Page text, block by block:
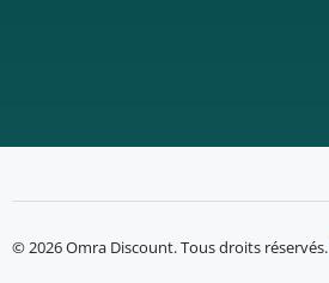
© 2026 Omra Discount. Tous droits réservés.